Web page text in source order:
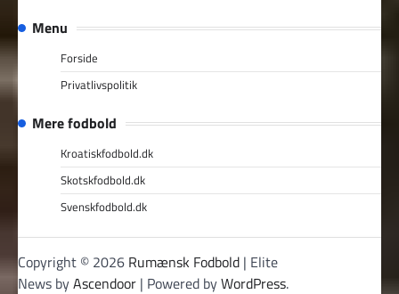
Menu
Forside
Privatlivspolitik
Mere fodbold
Kroatiskfodbold.dk
Skotskfodbold.dk
Svenskfodbold.dk
Copyright © 2026 Rumænsk Fodbold | Elite
News byAscendoor | Powered byWordPress.